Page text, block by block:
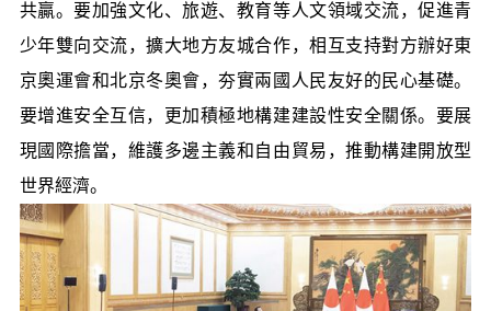
共贏。要加強文化、旅遊、教育等人文領域交流，促進青
少年雙向交流，擴大地方友城合作，相互支持對方辦好東
京奧運會和北京冬奧會，夯實兩國人民友好的民心基礎。
要增進安全互信，更加積極地構建建設性安全關係。要展
現國際擔當，維護多邊主義和自由貿易，推動構建開放型
世界經濟。